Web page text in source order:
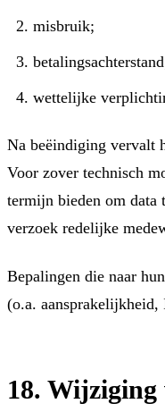
misbruik;
wettelijke
Na beëindiging vervalt
Voor zover technisch
termijn bieden om data
verzoek redelijke
Bepalingen die naar
(o.a.
18. Wijziging